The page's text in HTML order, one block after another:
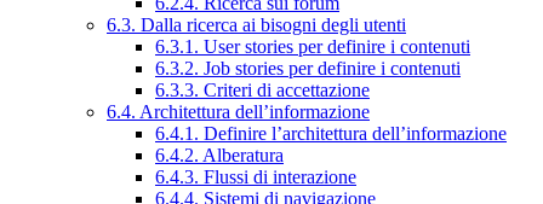
6.3. Dalla ricerca ai bisogni degli utenti
6.3.1. User stories per definire i contenuti
6.3.2. Job stories per definire i contenuti
6.3.3. Criteri di accettazione
6.4. Architettura dell’informazione
6.4.1. Definire l’architettura dell’informazione
6.4.2. Alberatura
6.4.3. Flussi di interazione
6.4.4. Sistemi di navigazione